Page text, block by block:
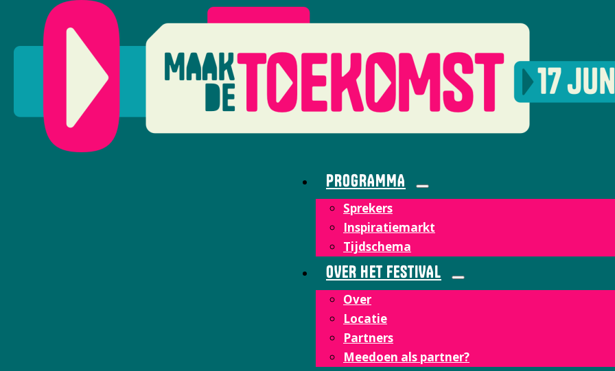
PROGRAMMA
Sprekers
Inspiratiemarkt
Tijdschema
OVER HET FESTIVAL
Over
Locatie
Partners
Meedoen als partner?